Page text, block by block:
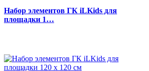
Набор элементов ГК iLKids для
площадки 1…